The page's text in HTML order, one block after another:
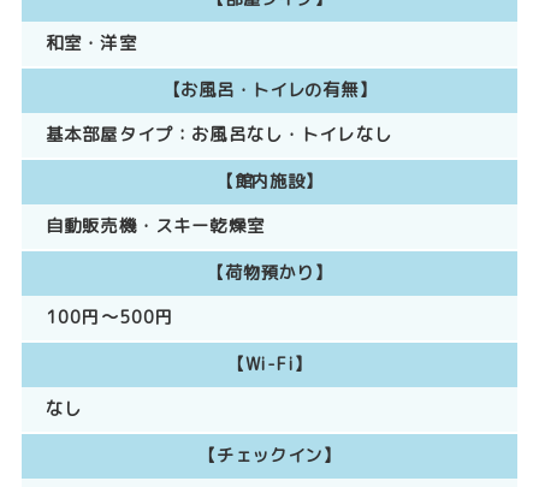
和室
洋室
【お風呂・トイレの有無】
基本部屋タイプ： お風呂なし
トイレなし
【館内施設】
自動販売機
スキー乾燥室
【荷物預かり】
100円～500円
【Wi-Fi】
なし
【チェックイン】